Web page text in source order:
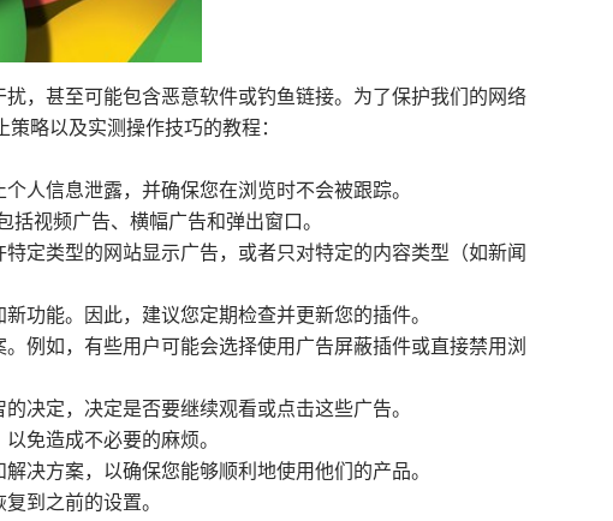
，甚至可能包含恶意软件或钓鱼链接。为了保护我们的网络
略以及实测操作技巧的教程：
人信息泄露，并确保您在浏览时不会被跟踪。
视频广告、横幅广告和弹出窗口。
定类型的网站显示广告，或者只对特定的内容类型（如新闻
功能。因此，建议您定期检查并更新您的插件。
例如，有些用户可能会选择使用广告屏蔽插件或直接禁用浏
决定，决定是否要继续观看或点击这些广告。
免造成不必要的麻烦。
决方案，以确保您能够顺利地使用他们的产品。
到之前的设置。